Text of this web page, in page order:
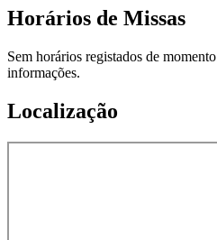
Horários de Missas
Sem horários registados de
informações.
Localização